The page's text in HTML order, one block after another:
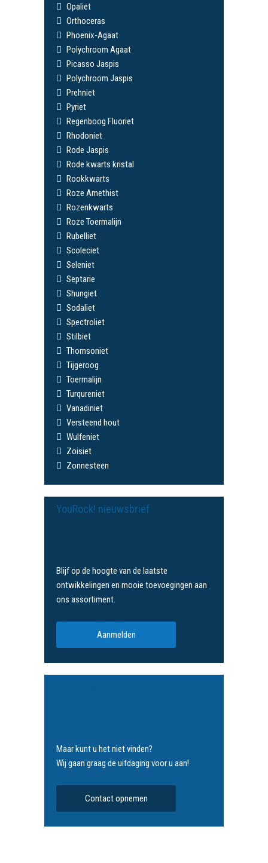
Opaliet
Orthoceras
Phoenix-Agaat
Polychroom Agaat
Picasso Jaspis
Polychroom Jaspis
Prehniet
Pyriet
Regenboog Fluoriet
Rhodoniet
Rode Jaspis
Rode kwarts kristal
Rookkwarts
Roze Amethist
Rozenkwarts
Roze Toermalijn
Rubelliet
Scoleciet
Seleniet
Septarie
Shungiet
Sodaliet
Spectroliet
Stilbiet
Thomsoniet
Tijgeroog
Toermalijn
Turqureniet
Vanadiniet
Versteend hout
Wulfeniet
Zoisiet
Zonnesteen
YouRock! nieuwsbrief
Blijf op de hoogte van de laatste
ontwikkelingen en mooie toevoegingen aan
ons assortiment.
Aanmelden
Maar kunt u het niet vinden?
Wij gaan graag de uitdaging voor u aan!
Contact opnemen